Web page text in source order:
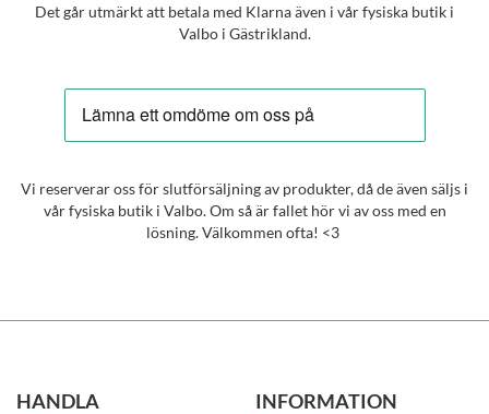
Det går utmärkt att betala med Klarna även i vår fysiska butik i
Valbo i Gästrikland.
Vi reserverar oss för slutförsäljning av produkter, då de även säljs i
vår fysiska butik i Valbo. Om så är fallet hör vi av oss med en
lösning. Välkommen ofta! <3
HANDLA INFORMATION